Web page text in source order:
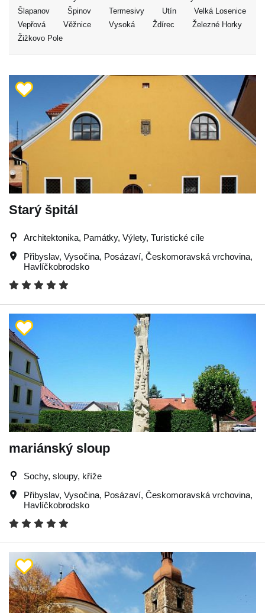
Šlapanov
Špinov Termesivy Utín
Velká Losenice
Vepřová
Věžnice Vysoká Ždírec
Železné Horky
Žižkovo Pole
Starý špitál
Architektonika, Památky, Výlety, Turistické cíle
Přibyslav, Vysočina, Posázaví, Českomoravská vrchovina,
Havlíčkobrodsko
mariánský sloup
Sochy, sloupy, kříže
Přibyslav, Vysočina, Posázaví, Českomoravská vrchovina,
Havlíčkobrodsko